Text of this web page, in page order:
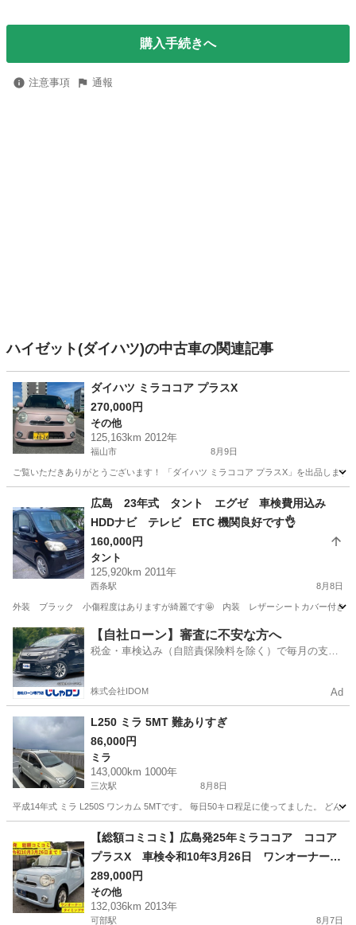
購入手続きへ
注意事項 通報
ハイゼット(ダイハツ)の中古車の関連記事
ダイハツ ミラココア プラスX
270,000円
その他
125,163km 2012年
福山市 8月9日
ご覧いただきありがとうございます！ 「ダイハツ ミラココア プラスX」を出品しま
その他
広島 23年式 タント エグゼ 車検費用込み
HDDナビ テレビ ETC 機関良好です👌
160,000円
タント
125,920km 2011年
西条駅 8月8日
外装 ブラック 小傷程度はありますが綺麗です🤩 内装 レザーシートカバー付き
広島 東広島市 西条駅 タント
【自社ローン】審査に不安な方へ
税金・車検込み（自賠責保険料を除く）で毎月の支払
株式会社IDOM Ad
L250 ミラ 5MT 難ありすぎ
86,000円
ミラ
143,000km 1000年
三次駅 8月8日
平成14年式 ミラ L250S ワンカム 5MTです。 毎日50キロ程足に使ってました。 どん
三次駅
【総額コミコミ】広島発25年ミラココア ココア
プラスX 車検令和10年3月26日 ワンオーナー
禁煙車 スマートキー ETC フォグ ルーフレ
ール タイミングチェーン 取説 保証書 修復
歴無し 軽自動車 格安
289,000円
その他
132,036km 2013年
可部駅 8月7日